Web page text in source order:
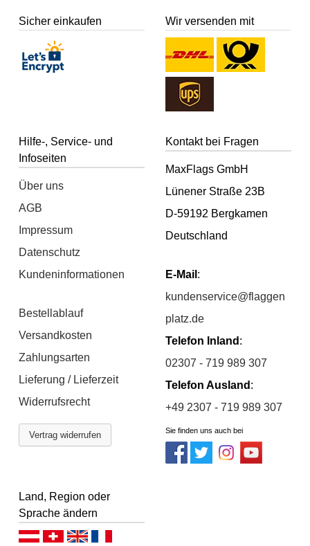
Sicher einkaufen Wir versenden mit
Hilfe-, Service- und
Infoseiten
Über uns
AGB
Impressum
Datenschutz
Kundeninformationen
Bestellablauf
Versandkosten
Zahlungsarten
Lieferung / Lieferzeit
Widerrufsrecht
Vertrag widerrufen
Kontakt bei Fragen
MaxFlags GmbH
Lünener Straße 23B
D-59192 Bergkamen
Deutschland
E-Mail :
kundenservice@flaggen
platz.de
Telefon Inland :
02307 - 719 989 307
Telefon Ausland :
+49 2307 - 719 989 307
Sie finden uns auch bei
Land, Region oder
Sprache ändern
Deutsch (AT)Deutsch (CH)